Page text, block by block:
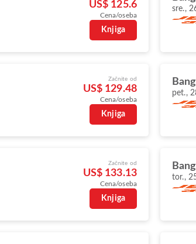
US$ 125.6
Cena/oseba
Knjiga
sre.,
Začnite od
US$ 129.48
Cena/oseba
Knjiga
pet.,
Začnite od
US$ 133.13
Cena/oseba
Knjiga
tor.,